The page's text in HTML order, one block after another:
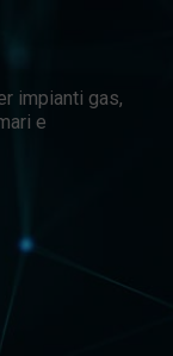
impianti gas,
e